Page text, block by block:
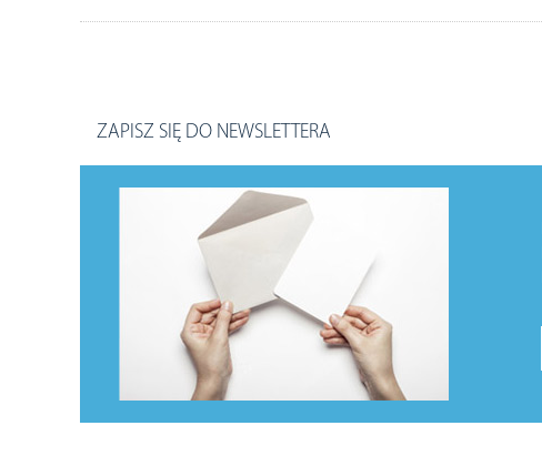
ZAPISZ SIĘ DO NEWSLETTERA